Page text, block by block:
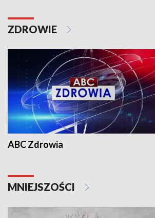
ZDROWIE
ABC Zdrowia
MNIEJSZOŚCI